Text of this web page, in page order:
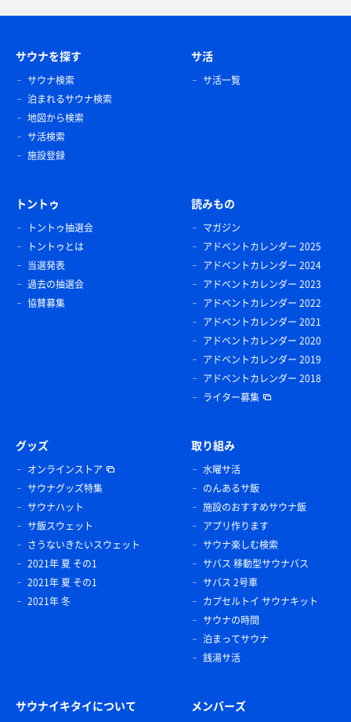
サウナを探す
サウナ検索
泊まれるサウナ検索
地図から検索
サ活検索
施設登録
サ活
サ活一覧
トントゥ
トントゥ抽選会
トントゥとは
当選発表
過去の抽選会
協賛募集
読みもの
マガジン
アドベントカレンダー 2025
アドベントカレンダー 2024
アドベントカレンダー 2023
アドベントカレンダー 2022
アドベントカレンダー 2021
アドベントカレンダー 2020
アドベントカレンダー 2019
アドベントカレンダー 2018
ライター募集
グッズ
オンラインストア
サウナグッズ特集
サウナハット
サ飯スウェット
さうないきたいスウェット
2021年 夏 その1
2021年 夏 その1
2021年 冬
取り組み
水曜サ活
のんあるサ飯
施設のおすすめサウナ飯
アプリ作ります
サウナ楽しむ検索
サバス 移動型サウナバス
サバス 2号車
カプセルトイ サウナキット
サウナの時間
泊まってサウナ
銭湯サ活
サウナイキタイについて メンバーズ